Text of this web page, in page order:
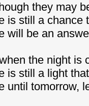
they may
is still a chance
will be an
the night is
is still a light
until tomorrow,